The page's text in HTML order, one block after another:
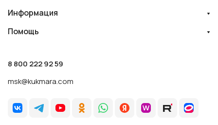
Информация
Помощь
8 800 222 92 59
msk@kukmara.com